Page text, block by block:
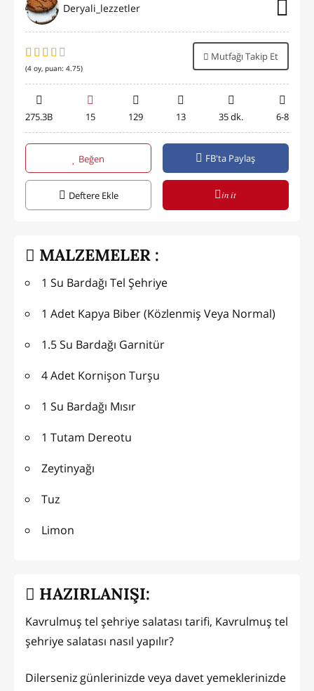
Deryali_lezzetler
(4 oy, puan: 4.75)
Mutfağı Takip Et
275.3B 15 129 13 35 dk. 6-8
Beğen FB'ta Paylaş
Deftere Ekle in it
MALZEMELER :
1 Su Bardağı Tel Şehriye
1 Adet Kapya Biber (Közlenmiş Veya Normal)
1.5 Su Bardağı Garnitür
4 Adet Kornişon Turşu
1 Su Bardağı Mısır
1 Tutam Dereotu
Zeytinyağı
Tuz
Limon
HAZIRLANIŞI:
Kavrulmuş tel şehriye salatası tarifi, Kavrulmuş tel
şehriye salatası nasıl yapılır?
Dilerseniz günlerinizde veya davet yemeklerinizde